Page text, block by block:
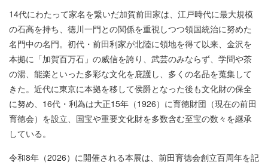
14代にわたって家名を繋いだ加賀前田家は、江戸時代に最大規模
の石高を持ち、徳川一門との関係を重視しつつ領国統治に努めた
名門中の名門。初代・前田利家が北陸に領地を得て以来、金沢を
本拠に「加賀百万石」の威信を誇り、武芸のみならず、学問や茶
の湯、能楽といった多彩な文化を庇護し、多くの名品を蒐集して
きた。近代に東京に本拠を移して侯爵となった後も文化財の保全
に努め、16代・利為は大正15年（1926）に育徳財団（現在の前田
育徳会）を設立、国宝や重要文化財を多数含む至宝の数々を継承
している。
令和8年（2026）に開催される本展は、前田育徳会創立百周年を記